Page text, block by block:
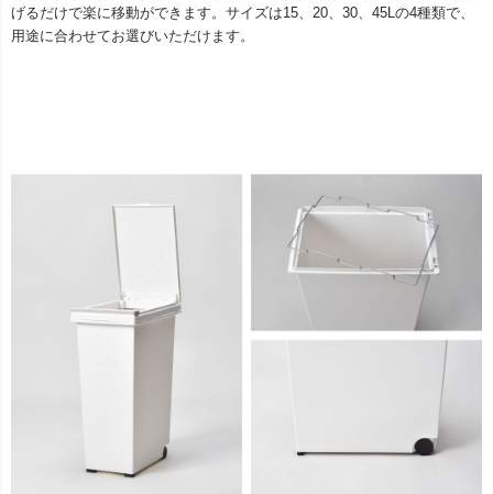
げるだけで楽に移動ができます。サイズは15、20、30、45Lの4種類で、
用途に合わせてお選びいただけます。